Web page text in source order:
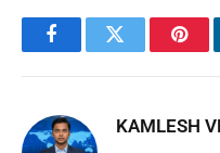
FacebookTwitter
KAMLESH